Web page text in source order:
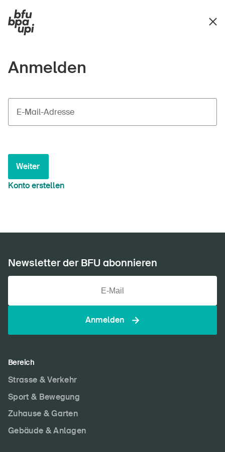
Anmelden
E-Mail-Adresse
Weiter
Konto erstellen
Newsletter der BFU abonnieren
Anmelden
Bereich
Strasse & Verkehr
Sport & Bewegung
Zuhause & Garten
Gebäude & Anlagen